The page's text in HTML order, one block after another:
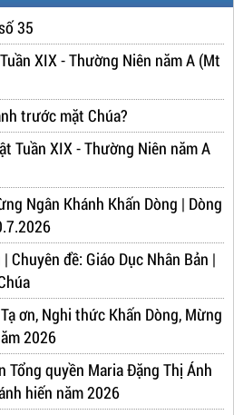
35
XIX - Thường Niên năm A (Mt
trước mặt Chúa?
Tuần XIX - Thường Niên năm A
Ngân Khánh Khấn Dòng | Dòng
Chuyên đề: Giáo Dục Nhân Bản |
ơn, Nghi thức Khấn Dòng, Mừng
2026
Tổng quyền Maria Đặng Thị Ánh
hiến năm 2026